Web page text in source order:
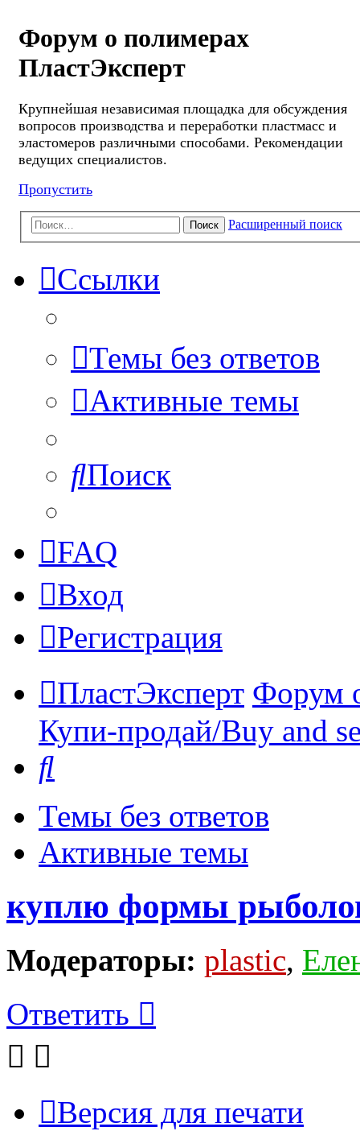
Форум о полимерах
ПластЭксперт
Крупнейшая независимая площадка для обсуждения
вопросов производства и переработки пластмасс и
эластомеров различными способами. Рекомендации
ведущих специалистов.
Пропустить
Поиск Расширенный поиск
Ссылки
Темы без ответов
Активные темы
Поиск
FAQ
Вход
Регистрация
ПластЭксперт Форум
Купи-продай/Buy and
Темы без ответов
Активные темы
куплю формы
Модераторы: plastic,
Ответить
Версия для печати